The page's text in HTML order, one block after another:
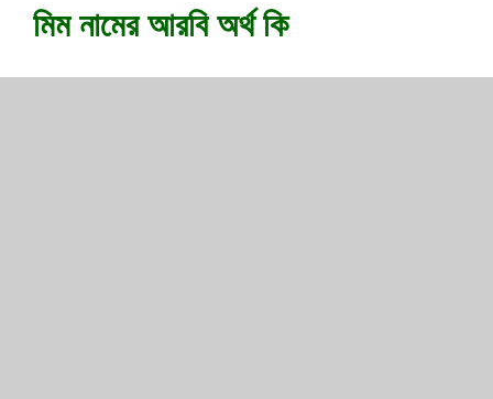
মিম নামের আরবি অর্থ কি